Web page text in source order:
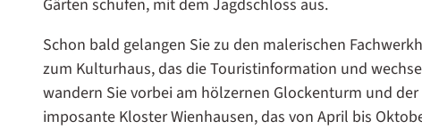
Gärten schufen, mit dem Jagdschloss aus.
Schon bald gelangen Sie zu den malerischen
zum Kulturhaus, das die Touristinformation und
wandern Sie vorbei am hölzernen Glockenturm und
imposante Kloster Wienhausen, das von April bis